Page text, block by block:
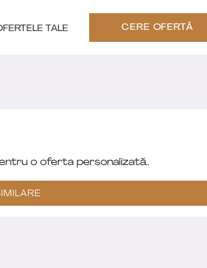
TALE CERE OFERTĂ
o oferta personalizată.